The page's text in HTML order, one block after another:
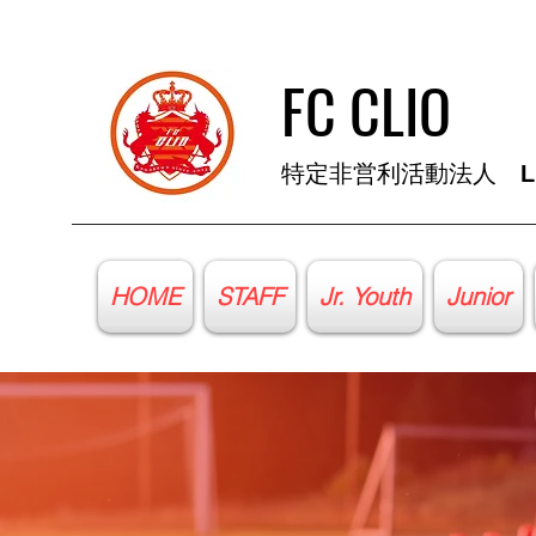
FC CLIO
​特定非営利活動法人
HOME STAFF Jr. Youth Junior